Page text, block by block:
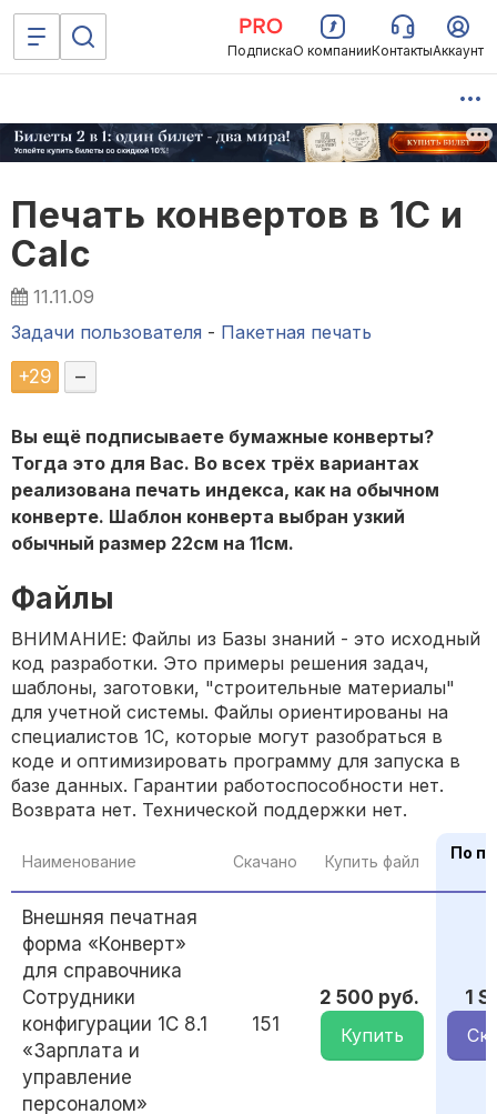
ПодпискаО компанииКонтактыАккаунт
Печать конвертов в 1С и
Calc
11.11.09
Задачи пользователя - Пакетная печать
+29 –
Вы ещё подписываете бумажные конверты?
Тогда это для Вас. Во всех трёх вариантах
реализована печать индекса, как на обычном
конверте. Шаблон конверта выбран узкий
обычный размер 22см на 11см.
Файлы
ВНИМАНИЕ: Файлы из Базы знаний - это исходный
код разработки. Это примеры решения задач,
шаблоны, заготовки, "строительные материалы"
для учетной системы. Файлы ориентированы на
специалистов 1С, которые могут разобраться в
коде и оптимизировать программу для запуска в
базе данных. Гарантии работоспособности нет.
Возврата нет. Технической поддержки нет.
Наименование Скачано Купить файл
По
Внешняя печатная
форма «Конверт»
для справочника
Сотрудники
конфигурации 1С 8.1
«Зарплата и
управление
персоналом»
151
2 500 руб.
Купить
1